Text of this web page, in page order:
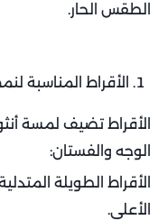
الطقس الحار.
الأقراط المناسبة
الأقراط تضيف لمسة
الوجه والفستان:
الأقراط الطويلة
الأعلى.